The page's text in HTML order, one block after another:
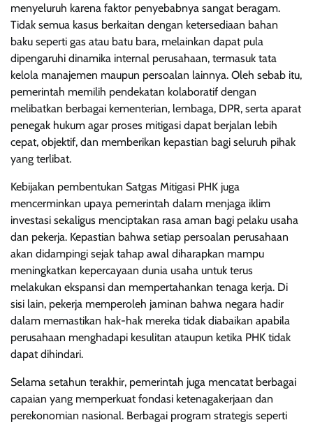
menyeluruh karena faktor penyebabnya sangat beragam.
Tidak semua kasus berkaitan dengan ketersediaan bahan
baku seperti gas atau batu bara, melainkan dapat pula
dipengaruhi dinamika internal perusahaan, termasuk tata
kelola manajemen maupun persoalan lainnya. Oleh sebab itu,
pemerintah memilih pendekatan kolaboratif dengan
melibatkan berbagai kementerian, lembaga, DPR, serta aparat
penegak hukum agar proses mitigasi dapat berjalan lebih
cepat, objektif, dan memberikan kepastian bagi seluruh pihak
yang terlibat.
Kebijakan pembentukan Satgas Mitigasi PHK juga
mencerminkan upaya pemerintah dalam menjaga iklim
investasi sekaligus menciptakan rasa aman bagi pelaku usaha
dan pekerja. Kepastian bahwa setiap persoalan perusahaan
akan didampingi sejak tahap awal diharapkan mampu
meningkatkan kepercayaan dunia usaha untuk terus
melakukan ekspansi dan mempertahankan tenaga kerja. Di
sisi lain, pekerja memperoleh jaminan bahwa negara hadir
dalam memastikan hak-hak mereka tidak diabaikan apabila
perusahaan menghadapi kesulitan ataupun ketika PHK tidak
dapat dihindari.
Selama setahun terakhir, pemerintah juga mencatat berbagai
capaian yang memperkuat fondasi ketenagakerjaan dan
perekonomian nasional. Berbagai program strategis seperti